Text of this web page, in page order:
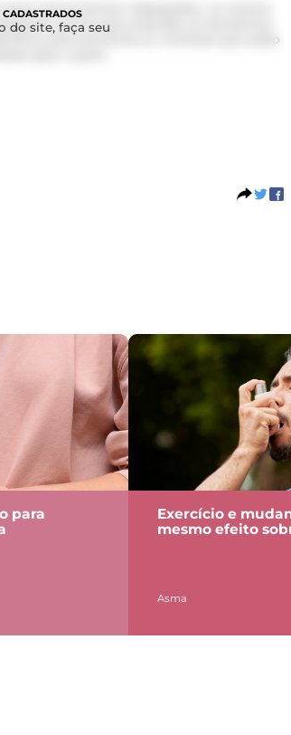
pensamentos indesejados, na maioria
janela para entender os transtornos
precocemente as mulheres que estão
após o parto.
do site, faça seu
para
Exercício e
mesmo efeito
Asma